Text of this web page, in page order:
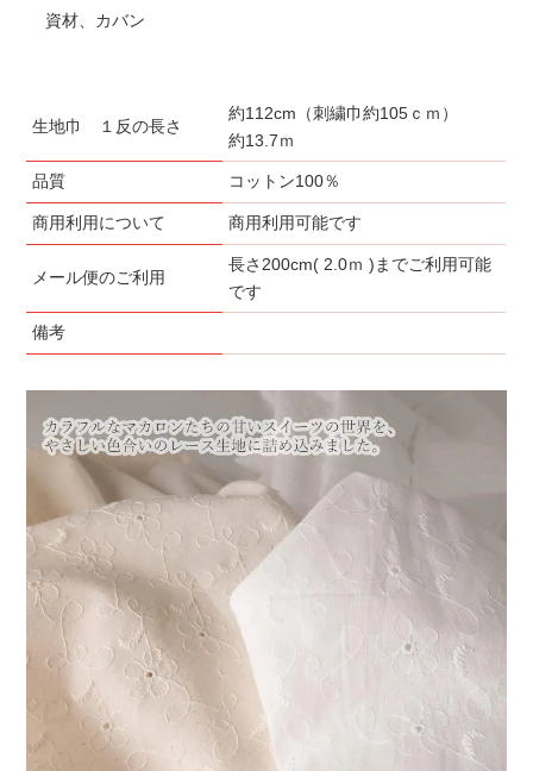
資材、カバン
生地巾 １反の長さ
約112cm（刺繍巾約105ｃｍ）
約13.7ｍ
品質 コットン100％
商用利用について 商用利用可能です
メール便のご利用
長さ200cm( 2.0ｍ )までご利用可能
です
備考